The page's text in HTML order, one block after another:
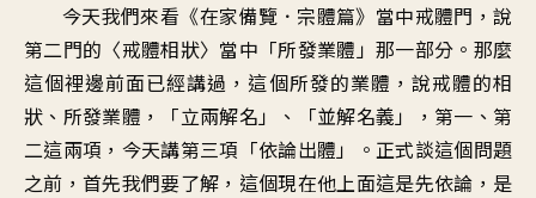
今天我們來看《在家備覽．宗體篇》當中戒體門，說
第二門的〈戒體相狀〉當中「所發業體」那一部分。那麼
這個裡邊前面已經講過，這個所發的業體，說戒體的相
狀、所發業體，「立兩解名」、「並解名義」，第一、第
二這兩項，今天講第三項「依論出體」。正式談這個問題
之前，首先我們要了解，這個現在他上面這是先依論，是